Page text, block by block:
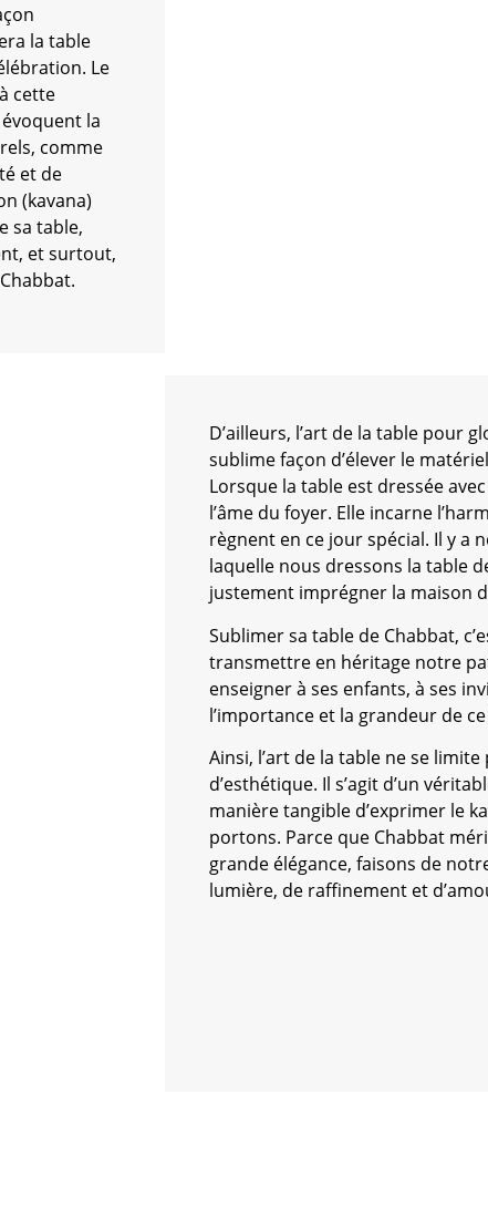
la table
Le
cette
la
comme
et de
(kavana)
sa table,
et surtout,
D’ailleurs, l’art de la table pour
sublime façon d’élever le
Lorsque la table est dressée
l’âme du foyer. Elle incarne
règnent en ce jour spécial. Il y a
laquelle nous dressons la table
justement imprégner la maison
Sublimer sa table de Chabbat,
transmettre en héritage notre
enseigner à ses enfants, à ses
l’importance et la grandeur de
Ainsi, l’art de la table ne se
d’esthétique. Il s’agit d’un
manière tangible d’exprimer le
portons. Parce que Chabbat
grande élégance, faisons de
lumière, de raffinement et